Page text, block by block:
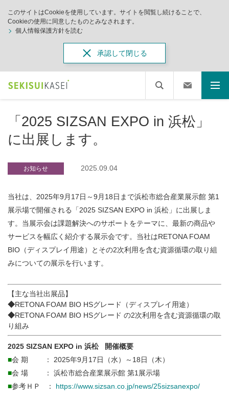
このサイトはCookieを使用しています。サイトを閲覧し続けることで、
Cookieの使用に同意したものとみなされます。
個人情報保護方針を読む
承認して閉じる
「2025 SIZSAN EXPO in 浜松」
に出展します。
お知らせ 2025.09.04
当社は、2025年9月17日～9月18日まで浜松市総合産業展示館 第1
展示場で開催される「2025 SIZSAN EXPO in 浜松」に出展しま
す。当展示会は課題解決へのサポートをテーマに、最新の商品や
サービスを幅広く紹介する展示会です。当社はRETONA FOAM
BIO（ディスプレイ用途）とその2次利用を含む資源循環の取り組
みについての展示を行います。
【主な当社出展品】
◆RETONA FOAM BIO HSグレード（ディスプレイ用途）
◆RETONA FOAM BIO HSグレード の2次利用を含む資源循環の取
り組み
2025 SIZSAN EXPO in 浜松開催概要
■会 期 ： 2025年9月17日（水）～18日（木）
■会 場 ： 浜松市総合産業展示館 第1展示場
■参考ＨＰ ： https://www.sizsan.co.jp/news/25sizsanexpo/